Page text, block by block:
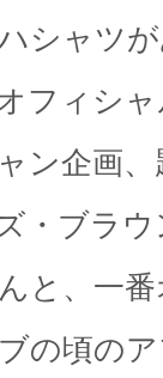
シャツ
フィシ
ン企画
・ブラ
と、一
の頃の